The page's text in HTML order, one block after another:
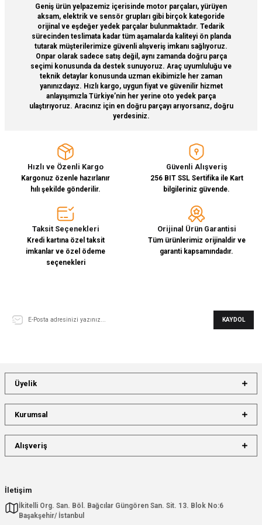
Bu ürüne benzer farklı alternatifler olmalı.
Gönder
Geniş ürün yelpazemiz içerisinde motor parçaları, yürüyen
aksam, elektrik ve sensör grupları gibi birçok kategoride
orijinal ve eşdeğer yedek parçalar bulunmaktadır. Tedarik
sürecinden teslimata kadar tüm aşamalarda kaliteyi ön planda
tutarak müşterilerimize güvenli alışveriş imkanı sağlıyoruz.
Onpar olarak sadece satış değil, aynı zamanda doğru parça
seçimi konusunda da destek sunuyoruz. Araç uyumluluğu ve
teknik detaylar konusunda uzman ekibimizle her zaman
yanınızdayız. Hızlı kargo, uygun fiyat ve güvenilir hizmet
anlayışımızla Türkiye’nin her yerine oto yedek parça
ulaştırıyoruz. Aracınız için en doğru parçayı arıyorsanız, doğru
yerdesiniz.
Hızlı ve Özenli Kargo
Kargonuz özenle hazırlanır
hılı şekilde gönderilir.
Güvenli Alışveriş
256 BIT SSL Sertifika ile Kart
bilgileriniz güvende.
Taksit Seçenekleri
Kredi kartına özel taksit
imkanlar ve özel ödeme
seçenekleri
Orijinal Ürün Garantisi
Tüm ürünlerimiz orijinaldir ve
garanti kapsamındadır.
KAYDOL
İletişim
İkitelli Org. San. Böl. Bağcılar Güngören San. Sit. 13. Blok No:6
Başakşehir/ İstanbul
Üyelik
Kurumsal
Alışveriş